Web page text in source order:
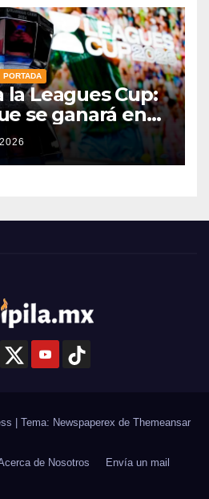
PORTADA
la Leagues Cup:
se ganará en
Tema: Newspaperex de Themeansar
de Nosotros Envía un mail